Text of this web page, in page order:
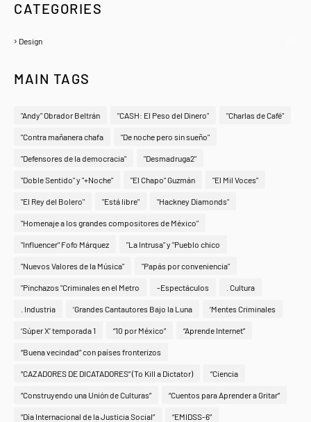
CATEGORIES
Design
MAIN TAGS
"Andy" Obrador Beltrán "CASH: El Peso del Dinero" "Charlas de Café"
"Contra mañanera chafa "De noche pero sin sueño"
"Defensores de la democracia" "Desmadruga2"
"Doble Sentido" y "+Noche" "El Chapo" Guzmán "El Mil Voces"
"El Rey del Bolero" "Está libre" "Hackney Diamonds"
"Homenaje a los grandes compositores de México"
"Influencer" Fofo Márquez "La Intrusa" y "Pueblo chico
"Nuevos Valores de la Música" "Papás por conveniencia"
"Pinchazos "Criminales en el Metro -Espectáculos . Cultura
. Industria ‘Grandes Cantautores Bajo la Luna ‘Mentes Criminales
‘Súper X’ temporada 1 “10 por México” “Aprende Internet”
“Buena vecindad” con países fronterizos
“CAZADORES DE DICATADORES” (To Kill a Dictator) “Ciencia
“Construyendo una Unión de Culturas” “Cuentos para Aprender a Gritar”
“Día Internacional de la Justicia Social” “EMIDSS-6”